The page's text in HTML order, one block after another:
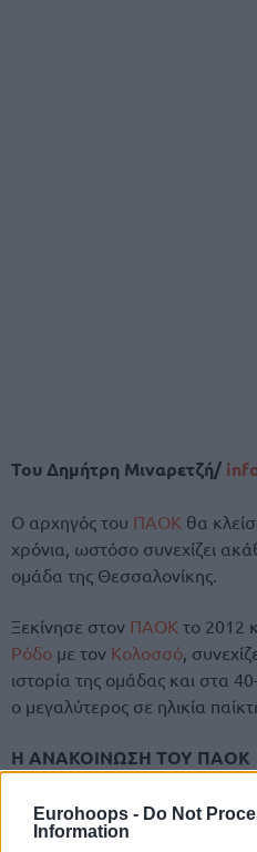
Eurohoops - Do Not
Information
Του Δημήτρη Μιναρετζή/
Ο αρχηγός του ΠΑΟΚ θα
χρόνια, ωστόσο συνεχίζει
ομάδα της Θεσσαλονίκης.
Ξεκίνησε στον ΠΑΟΚ το 2012
Ρόδο με τον Κολοσσό ,
ιστορία της ομάδας και στα
ο μεγαλύτερος σε ηλικία
Η ΑΝΑΚΟΙΝΩΣΗ ΤΟΥ ΠΑΟΚ
χρονιά!